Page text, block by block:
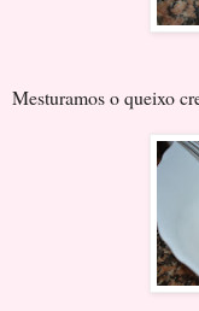
Mesturamos o queixo